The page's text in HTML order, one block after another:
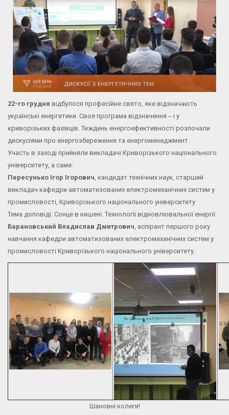
22-го грудня відбулося професійне свято, яке відзначають
українські енергетики. Своя програма відзначення ‒ і у
криворізьких фахівців. Тиждень енергоефективності розпочали
дискусіями про енергозбереження та енергоменеджмент.
Участь в заході прийняли викладачі Криворізького національного
університету, а саме:
Пересунько Ігор Ігорович, кандидат технічних наук, старший
викладач кафедри автоматизованих електромеханічних систем у
промисловості, Криворізького національного університету
Тема доповіді: Сонце в кишені. Технології відновлювальної енергії.
Барановський Владислав Дмитрович, аспірант першого року
навчання кафедри автоматизованих електромеханічних систем у
промисловості Криворізького національного університету.
Шановні колеги!